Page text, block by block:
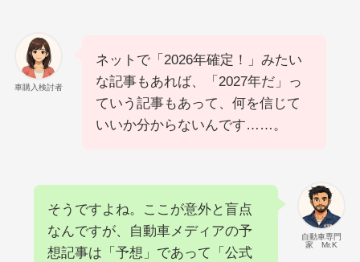
車購入検討者
ネットで「2026年確定！」みたい
な記事もあれば、「2027年だ」っ
ていう記事もあって、何を信じて
いいか分からないんです……。
自動車専門
家 Mr.K
そうですよね。ここが意外と盲点
なんですが、自動車メディアの予
想記事は「予想」であって「公式